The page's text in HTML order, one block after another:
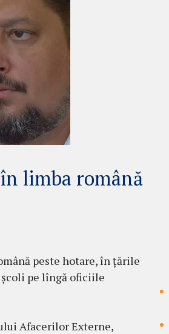
limba română
peste hotare, în țările
pe lîngă oficiile
Afacerilor Externe,